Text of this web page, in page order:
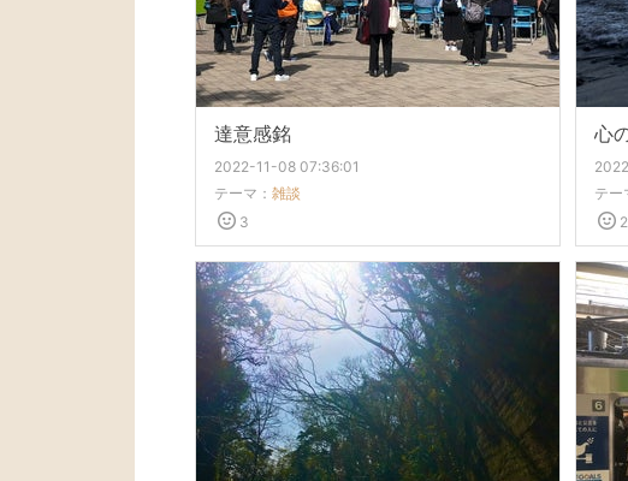
達意感銘
2022-11-08 07:36:01
テーマ： 雑談
3
心
テー
2